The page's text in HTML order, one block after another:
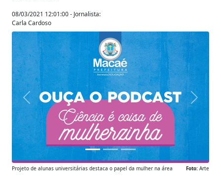
08/03/2021 12:01:00 - Jornalista:
Carla Cardoso
Anterior
Foto: Arte
Projeto de alunas universitárias destaca o papel da mulher na área